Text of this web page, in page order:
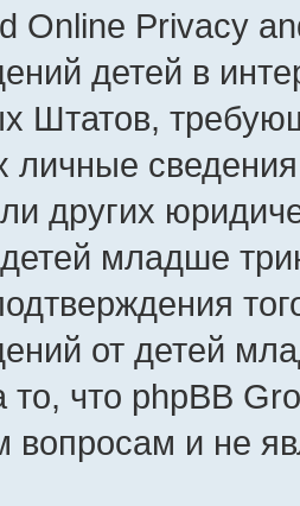
Online Privacy
детей в
Штатов,
других
детей младше
от детей
то, что phpBB
вопросам и не